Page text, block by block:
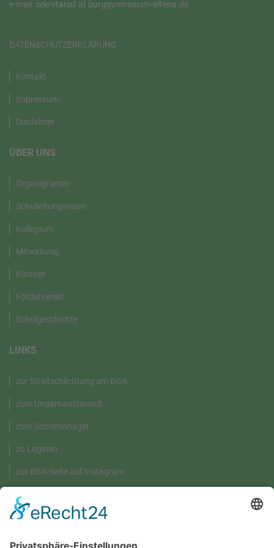
e-mail: sekretariat at burggymnasium-altena.de
DATENSCHUTZERKLÄRUNG
Kontakt
Impressum
Disclaimer
ÜBER UNS
Organigramm
Schulleitungsteam
Kollegium
Mitwirkung
Klassen
Förderverein
Schulgeschichte
LINKS
zur Streitschlichtung am BGA
zum Ungarnaustausch
zum Schulmanager
zu Logineo
zur BGA-Seite auf Instagram
GRÜNE UMWELT-BOX